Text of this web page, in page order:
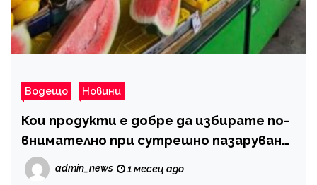
Водещо Новини
Кои продукти е добре да избирате по-
внимателно при сутрешно пазаруване
на пазара
admin_news 1 месец ago